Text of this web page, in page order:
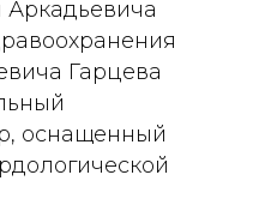
Гарцева
оснащенный